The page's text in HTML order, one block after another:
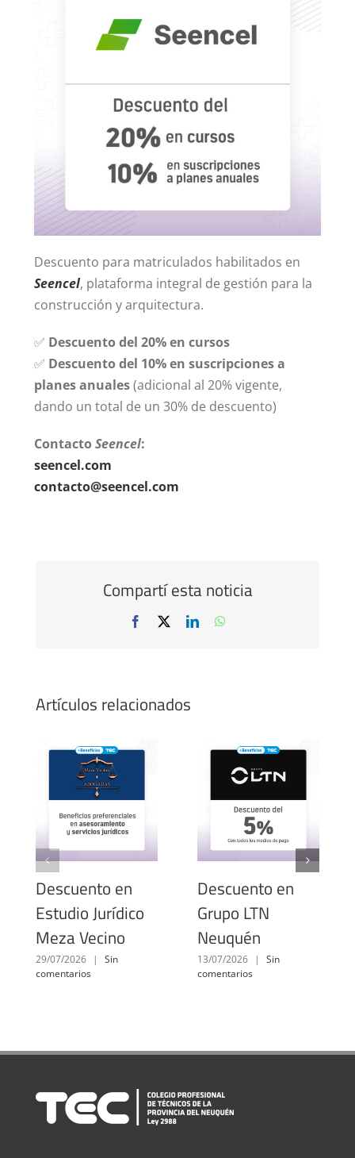
Descuento para matriculados habilitados en
Seencel, plataforma integral de gestión para la
construcción y arquitectura.
✅ Descuento del 20% en cursos
✅ Descuento del 10% en suscripciones a
planes anuales(adicional al 20% vigente,
dando un total de un 30% de descuento)
Contacto Seencel:
seencel.com
contacto@seencel.com
Compartí esta noticia
Facebook LinkedIn
Artículos relacionados
Descuento en
Estudio Jurídico
Meza Vecino
29/07/2026 |
Sin
comentarios
Descuento en
Grupo LTN
Neuquén
13/07/2026 |
Sin
comentarios